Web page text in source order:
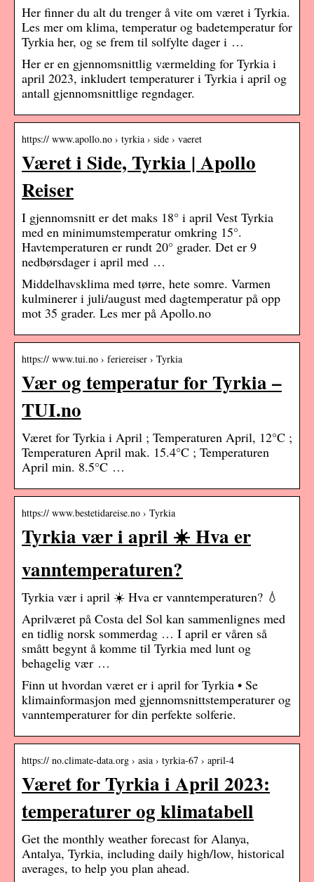
Her finner du alt du trenger å vite om været i Tyrkia.
Les mer om klima, temperatur og badetemperatur for
Tyrkia her, og se frem til solfylte dager i …
Her er en gjennomsnittlig værmelding for Tyrkia i
april 2023, inkludert temperaturer i Tyrkia i april og
antall gjennomsnittlige regndager.
https:// www.apollo.no › tyrkia › side › vaeret
Været i Side, Tyrkia | Apollo
Reiser
I gjennomsnitt er det maks 18° i april Vest Tyrkia
med en minimumstemperatur omkring 15°.
Havtemperaturen er rundt 20° grader. Det er 9
nedbørsdager i april med …
Middelhavsklima med tørre, hete somre. Varmen
kulminerer i juli/august med dagtemperatur på opp
mot 35 grader. Les mer på Apollo.no
https:// www.tui.no › feriereiser › Tyrkia
Vær og temperatur for Tyrkia –
TUI.no
Været for Tyrkia i April ; Temperaturen April, 12°C ;
Temperaturen April mak. 15.4°C ; Temperaturen
April min. 8.5°C …
https:// www.bestetidareise.no › Tyrkia
Tyrkia vær i april ☀️ Hva er
vanntemperaturen?
Tyrkia vær i april ☀️ Hva er vanntemperaturen? 💧
Aprilværet på Costa del Sol kan sammenlignes med
en tidlig norsk sommerdag … I april er våren så
smått begynt å komme til Tyrkia med lunt og
behagelig vær …
Finn ut hvordan været er i april for Tyrkia • Se
klimainformasjon med gjennomsnittstemperaturer og
vanntemperaturer for din perfekte solferie.
https:// no.climate-data.org › asia › tyrkia-67 › april-4
Været for Tyrkia i April 2023:
temperaturer og klimatabell
Get the monthly weather forecast for Alanya,
Antalya, Tyrkia, including daily high/low, historical
averages, to help you plan ahead.